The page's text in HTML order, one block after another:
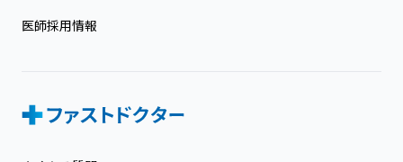
医師採用情報